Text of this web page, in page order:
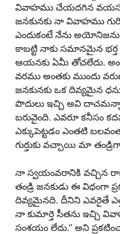
వివాహము చేయదగిన వయసు
జనకునకు నా వివాహము
ఎందుకంటే నేను
కాబట్టి నాకు సమానమైన భర్త
ఆయనకు ఏమీ తోచలేదు.
వరము అంతకు ముందు
జనకునకు ఒక దివ్యమైన
పొదులు ఇచ్చి అవి
బరువైంది. ఎవరూ కనీసం
ఎక్కుపెట్టడం ఎంతటి
గుర్తుకు వచ్చాయి మా
నా స్వయంవరానికి వచ్చిన
తండ్రి జనకుడు ఈ విధంగా
దివ్యమైనది. దీనిని ఎవరైతే
నా కుమార్తె సీతను ఇచ్చి
సంశయం లేదు.” అని